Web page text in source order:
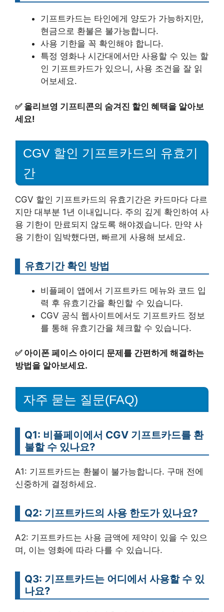
기프트카드는 타인에게 양도가 가능하지만,
현금으로 환불은 불가능합니다.
사용 기한을 꼭 확인해야 합니다.
특정 영화나 시간대에서만 사용할 수 있는 할
인 기프트카드가 있으니, 사용 조건을 잘 읽
어보세요.
✅ 올리브영 기프티콘의 숨겨진 할인 혜택을 알아보
세요!
CGV 할인 기프트카드의 유효기
간
CGV 할인 기프트카드의 유효기간은 카드마다 다르
지만 대부분 1년 이내입니다. 주의 깊게 확인하여 사
용 기한이 만료되지 않도록 해야겠습니다. 만약 사
용 기한이 임박했다면, 빠르게 사용해 보세요.
유효기간 확인 방법
비플페이 앱에서 기프트카드 메뉴와 코드 입
력 후 유효기간을 확인할 수 있습니다.
CGV 공식 웹사이트에서도 기프트카드 정보
를 통해 유효기간을 체크할 수 있습니다.
✅ 아이폰 페이스 아이디 문제를 간편하게 해결하는
방법을 알아보세요.
자주 묻는 질문(FAQ)
Q1: 비플페이에서 CGV 기프트카드를 환
불할 수 있나요?
A1: 기프트카드는 환불이 불가능합니다. 구매 전에
신중하게 결정하세요.
Q2: 기프트카드의 사용 한도가 있나요?
A2: 기프트카드는 사용 금액에 제약이 있을 수 있으
며, 이는 영화에 따라 다를 수 있습니다.
Q3: 기프트카드는 어디에서 사용할 수 있
나요?